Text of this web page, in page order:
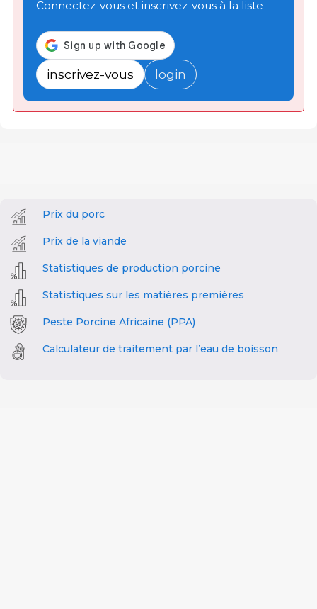
Connectez-vous et inscrivez-vous à la liste
inscrivez-vous login
Prix du porc
Prix de la viande
Statistiques de production porcine
Statistiques sur les matières premières
Peste Porcine Africaine (PPA)
Calculateur de traitement par l’eau de boisson